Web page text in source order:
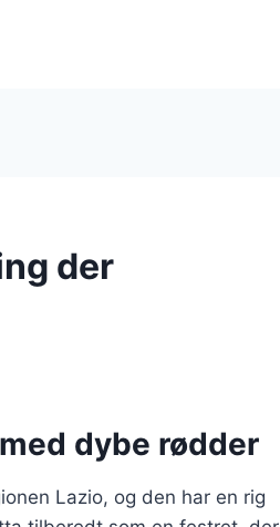
der
dybe rødder
Lazio, og den har en rig